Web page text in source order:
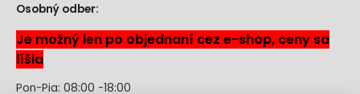
Osobný odber:
Je možný len po objednaní cez e-shop, ceny sa
líšia
Pon-Pia: 08:00 -18:00